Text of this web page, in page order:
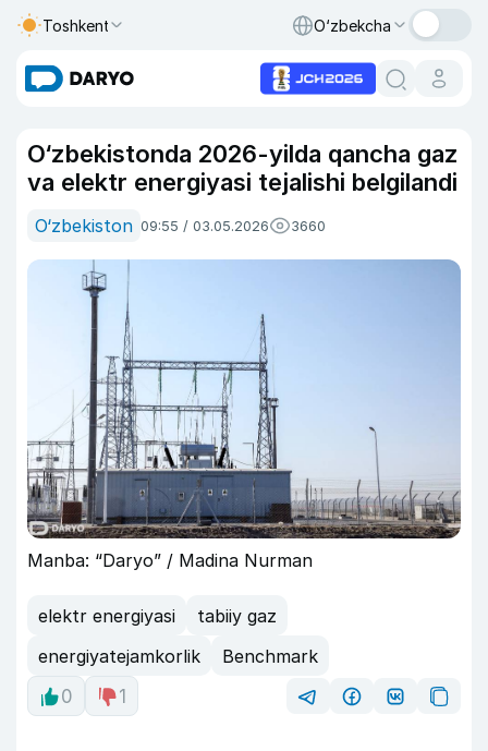
Toshkent O‘zbekcha
O‘zbekistonda 2026-yilda qancha gaz
va elektr energiyasi tejalishi belgilandi
O‘zbekiston 09:55 / 03.05.2026 3660
Manba: “Daryo” / Madina Nurman
elektr energiyasi
tabiiy gaz
energiyatejamkorlik
Benchmark
0
1